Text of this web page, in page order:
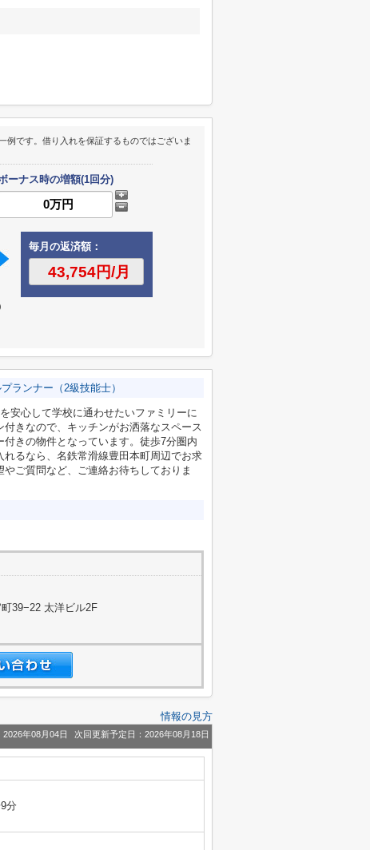
例です。借り入れを保証するものではございま
ーナス時の増額(1回分)
毎月の返済額：
ランナー（2級技能士）
安心して学校に通わせたいファミリーに
きなので、キッチンがお洒落なスペース
きの物件となっています。徒歩7分圏内
るなら、名鉄常滑線豊田本町周辺でお求
ご質問など、ご連絡お待ちしておりま
39−22 太洋ビル2F
情報の見方
年08月04日 次回更新予定日：2026年08月18日
分